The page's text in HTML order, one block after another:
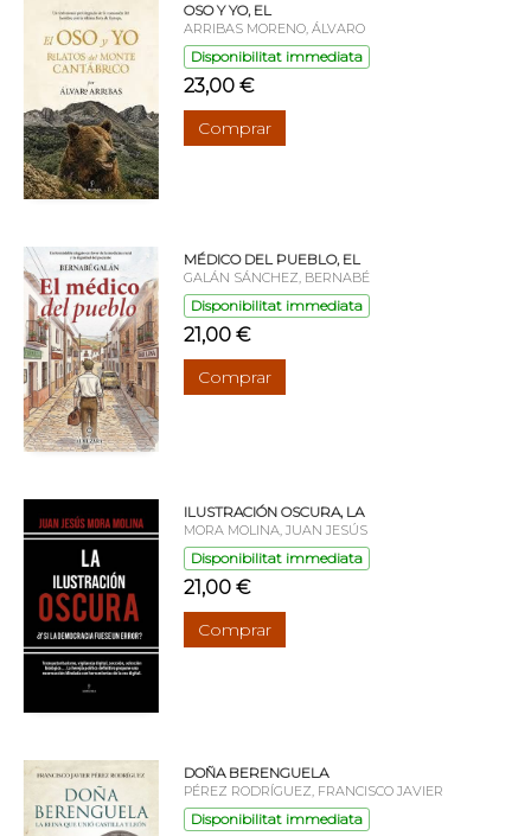
OSO Y YO, EL
ARRIBAS MORENO, ÁLVARO
Disponibilitat immediata
23,00 €
Comprar
MÉDICO DEL PUEBLO, EL
GALÁN SÁNCHEZ, BERNABÉ
Disponibilitat immediata
21,00 €
Comprar
ILUSTRACIÓN OSCURA, LA
MORA MOLINA, JUAN JESÚS
Disponibilitat immediata
21,00 €
Comprar
DOÑA BERENGUELA
PÉREZ RODRÍGUEZ, FRANCISCO JAVIER
Disponibilitat immediata